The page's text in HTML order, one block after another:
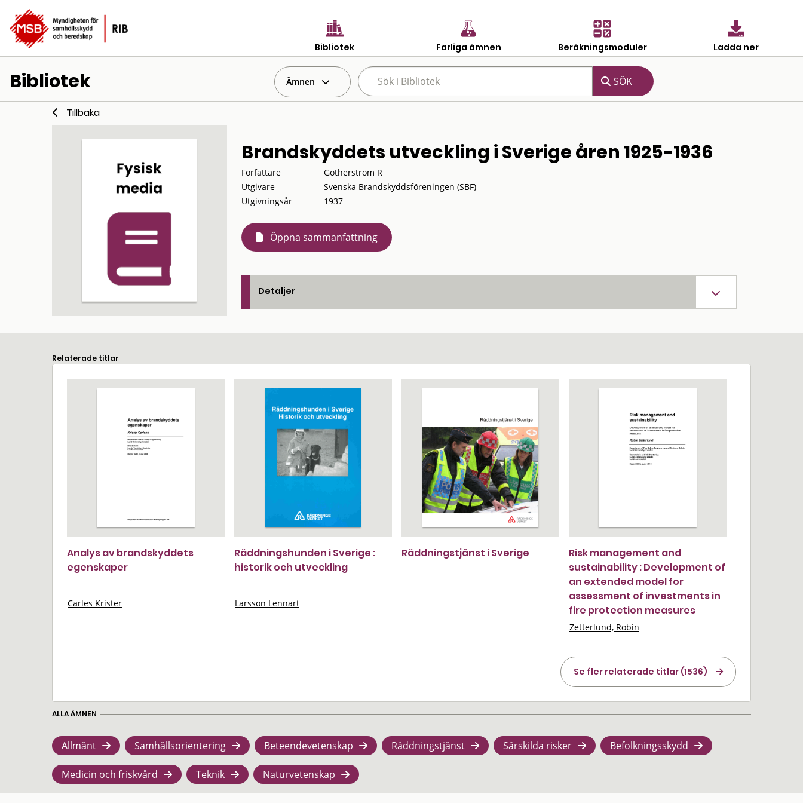
Bibliotek Farliga ämnen Beräkningsmoduler Ladda ner
Bibliotek Ämnen
Tillbaka
Brandskyddets utveckling i Sverige åren 1925-1936
Författare
Götherström R
Utgivare
Svenska Brandskyddsföreningen (SBF)
Utgivningsår
1937
Öppna sammanfattning
Detaljer
Relaterade titlar
Analys av brandskyddets
egenskaper
Carles Krister
Räddningshunden i Sverige :
historik och utveckling
Larsson Lennart
Räddningstjänst i Sverige
Risk management and
sustainability : Development of
an extended model for
assessment of investments in
fire protection measures
Zetterlund, Robin
Se fler relaterade titlar (1536)
ALLA ÄMNEN
Allmänt Samhällsorientering Beteendevetenskap Räddningstjänst Särskilda risker Befolkningsskydd
Medicin och friskvård Teknik Naturvetenskap